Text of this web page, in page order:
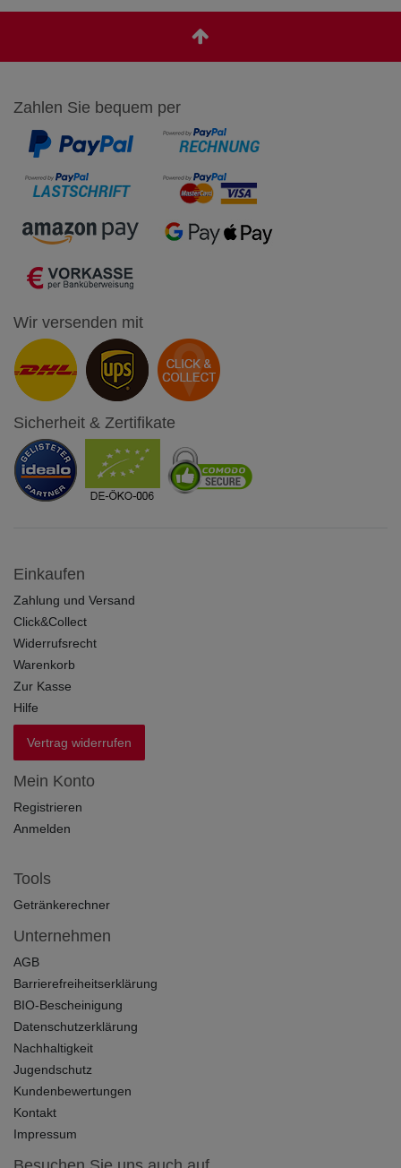
Zahlen Sie bequem per
Wir versenden mit
Sicherheit & Zertifikate
Einkaufen
Zahlung und Versand
Click&Collect
Widerrufsrecht
Warenkorb
Zur Kasse
Hilfe
Vertrag widerrufen
Mein Konto
Registrieren
Anmelden
Tools
Getränkerechner
Unternehmen
AGB
Barrierefreiheitserklärung
BIO-Bescheinigung
Datenschutzerklärung
Nachhaltigkeit
Jugendschutz
Kundenbewertungen
Kontakt
Impressum